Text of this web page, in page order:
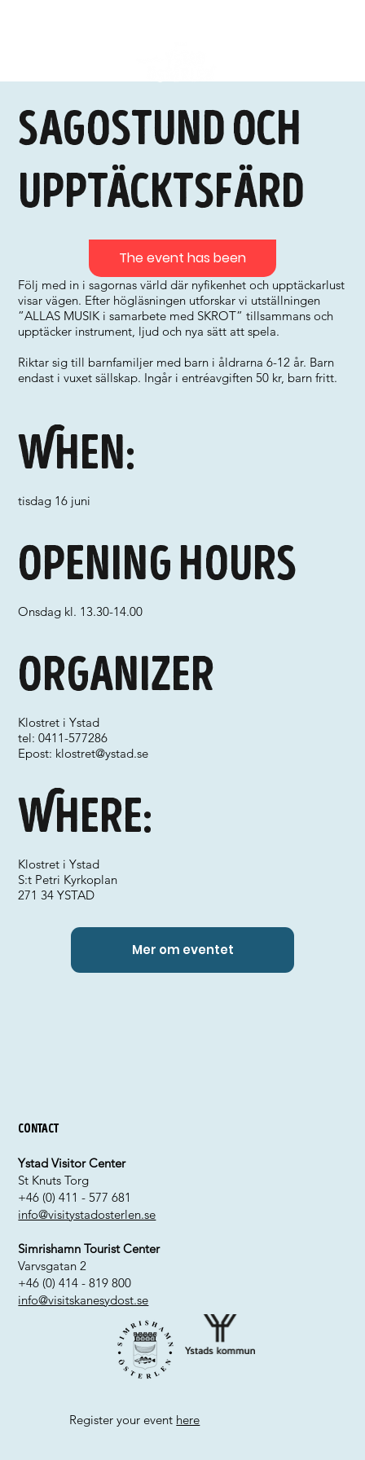
Sagostund och
upptäcktsfärd
Följ med in i sagornas värld där nyfikenhet och upptäckarlust
visar vägen. Efter högläsningen utforskar vi utställningen
”ALLAS MUSIK i samarbete med SKROT” tillsammans och
upptäcker instrument, ljud och nya sätt att spela.
Riktar sig till barnfamiljer med barn i åldrarna 6-12 år. Barn
endast i vuxet sällskap. Ingår i entréavgiften 50 kr, barn fritt.
When:
tisdag 16 juni
Where:
Organizer
Klostret i Ystad
tel: 0411-577286
Epost: klostret@ystad.se
Klostret i Ystad
S:t Petri Kyrkoplan
271 34 YSTAD
Opening hours
Onsdag kl. 13.30-14.00
Mer om eventet
The event has been
Contact
Ystad Visitor Center
St Knuts Torg
+46 (0) 411 - 577 681
info@visitystadosterlen.se
Simrishamn Tourist Center
Varvsgatan 2
+46 (0) 414 - 819 800
info@visitskanesydost.se
Register your event here